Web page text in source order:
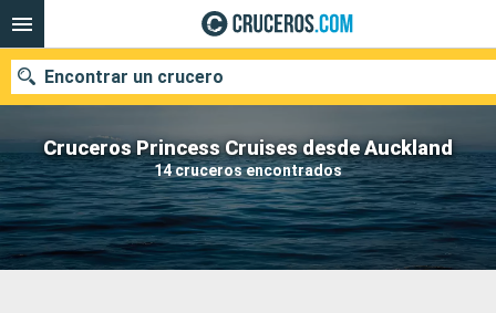
Cruceros Princess Cruises desde Auckland
14 cruceros encontrados
Encontrar un crucero
Nuestros destinos
Fecha de salida